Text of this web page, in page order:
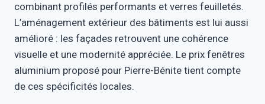
combinant profilés performants et verres feuilletés.
L’aménagement extérieur des bâtiments est lui aussi
amélioré : les façades retrouvent une cohérence
visuelle et une modernité appréciée. Le prix fenêtres
aluminium proposé pour Pierre-Bénite tient compte
de ces spécificités locales.